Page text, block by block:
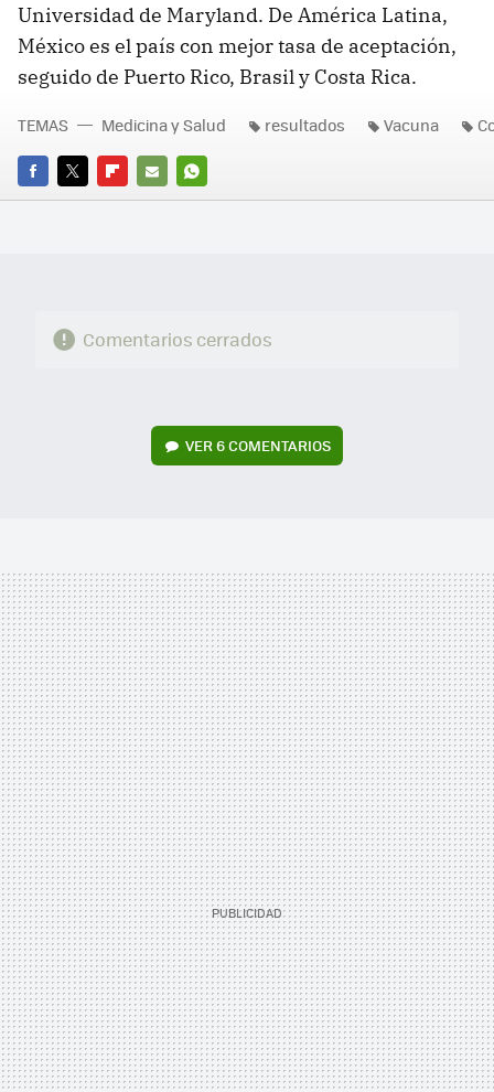
Universidad de Maryland. De América Latina,
México es el país con mejor tasa de aceptación,
seguido de Puerto Rico, Brasil y Costa Rica.
FACEBOOK
TWITTERFLIPBOARD
E-
WHATSAPP
TEMAS Medicina y Salud resultados Vacuna
Comentarios cerrados
VER6 COMENTARIOS